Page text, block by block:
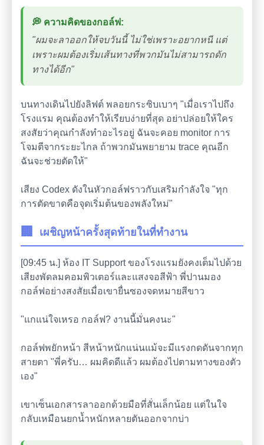
💭 ความคิดของกอล์ฟ:
"ผมจะลาออกให้จบวันนี้ ไม่ใช่เพราะอยากหนี แต่
เพราะผมต้องเริ่มเส้นทางที่พวกมันไม่สามารถดัก
ทางได้อีก"
บนทางเดินไปยังลิฟต์ พลอยกระซิบเบาๆ "เมื่อเราไปถึง
โรงแรม คุณต้องทำให้เรียบง่ายที่สุด อย่าปล่อยให้ใคร
สงสัยว่าคุณกำลังทำอะไรอยู่ ฉันจะคอย monitor การ
โจมตีจากระยะไกล ถ้าพวกมันพยายาม trace คุณอีก
ฉันจะช่วยตัดให้"
เสียง Codex ดังในหัวกอล์ฟราวกับเสริมกำลังใจ "ทุก
การตัดขาดคือจุดเริ่มต้นของพลังใหม่"
🏢 เผชิญหน้าครั้งสุดท้ายในที่ทำงาน
[09:45 น.] ห้อง IT Support ของโรงแรมยังคงเต็มไปด้วย
เสียงพัดลมคอมพิวเตอร์และแสงจอสีฟ้า พี่ปานมอง
กอล์ฟอย่างสงสัยเมื่อเขายื่นซองจดหมายสีขาว
"แกแน่ใจเหรอ กอล์ฟ? งานนี้มั่นคงนะ"
กอล์ฟพยักหน้า สีหน้าหนักแน่นแม้จะมีแรงกดดันจากทุก
สายตา "พี่ครับ… ผมคิดดีแล้ว ผมต้องไปตามทางของตัว
เอง"
เขาเซ็นเอกสารลาออกด้วยมือที่สั่นเล็กน้อย แต่ในใจ
กลับเหมือนยกน้ำหนักหลายตันออกจากบ่า